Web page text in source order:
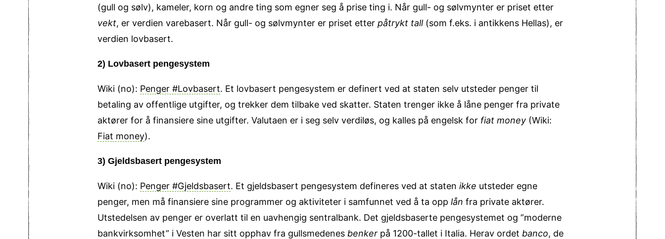
(gull og sølv), kameler, korn og andre ting som egner seg å prise ting i. Når gull- og sølvmynter er priset etter
vekt, er verdien varebasert. Når gull- og sølvmynter er priset etter påtrykt tall(som f.eks. i antikkens Hellas), er
verdien lovbasert.
2) Lovbasert pengesystem
Wiki (no): Penger #Lovbasert. Et lovbasert pengesystem er definert ved at staten selv utsteder penger til
betaling av offentlige utgifter, og trekker dem tilbake ved skatter. Staten trenger ikke å låne penger fra private
aktører for å finansiere sine utgifter. Valutaen er i seg selv verdiløs, og kalles på engelsk for fiat money (Wiki:
Fiat money).
3) Gjeldsbasert pengesystem
Wiki (no): Penger #Gjeldsbasert. Et gjeldsbasert pengesystem defineres ved at staten ikke utsteder egne
penger, men må finansiere sine programmer og aktiviteter i samfunnet ved å ta opp lån fra private aktører.
Utstedelsen av penger er overlatt til en uavhengig sentralbank. Det gjeldsbaserte pengesystemet og ”moderne
bankvirksomhet” i Vesten har sitt opphav fra gull­smedenes benker på 1200-tallet i Italia. Herav ordet banco, de